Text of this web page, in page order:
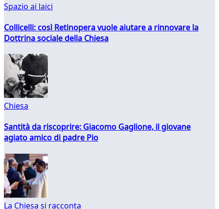
Spazio ai laici
Collicelli: così Retinopera vuole aiutare a rinnovare la
Dottrina sociale della Chiesa
Chiesa
Santità da riscoprire: Giacomo Gaglione, il giovane
agiato amico di padre Pio
La Chiesa si racconta